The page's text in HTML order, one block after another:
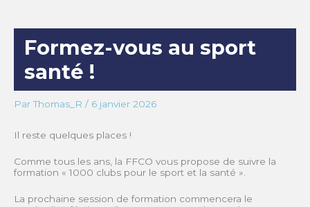
Formez-vous au sport
santé !
ParThomas_R / 6 janvier 2026
Il reste quelques places !
Comme tous les ans, la FFCO vous propose de suivre la
formation « 1000 clubs pour le sport et la santé ».
La prochaine session de formation commencera le